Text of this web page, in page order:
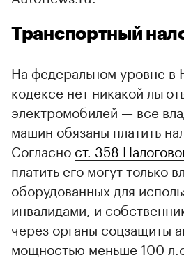
00:00 / 00:00
Транспортный
На федеральном уровне в
кодексе нет никакой
электромобилей — все
машин обязаны платить
Согласно ст. 358
платить его могут только
оборудованных для
инвалидами, и
через органы соцзащиты
мощностью меньше 100